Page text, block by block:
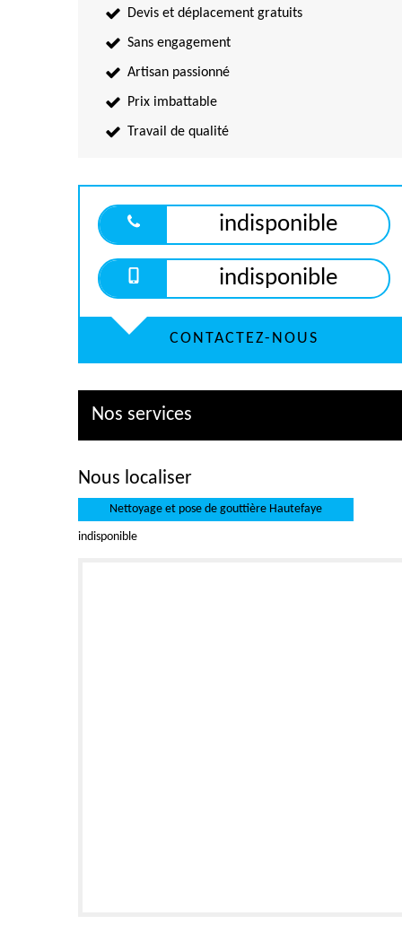
Devis et déplacement gratuits
Sans engagement
Artisan passionné
Prix imbattable
Travail de qualité
indisponible
indisponible
CONTACTEZ-NOUS
Nos services
Nous localiser
Nettoyage et pose de gouttière Hautefaye
indisponible